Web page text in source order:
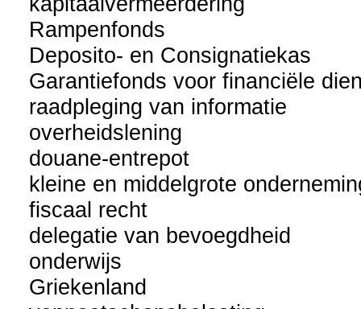
Rampenfonds
Deposito- en Consignatiekas
Garantiefonds voor financiële
raadpleging van informatie
overheidslening
douane-entrepot
kleine en middelgrote
fiscaal recht
delegatie van bevoegdheid
onderwijs
Griekenland